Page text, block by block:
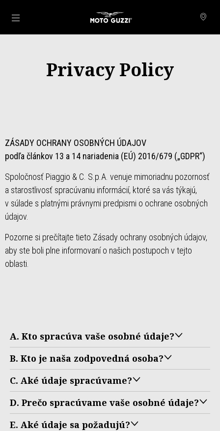
Prejsť na hlavný obsah
Privacy Policy
ZÁSADY OCHRANY OSOBNÝCH ÚDAJOV
podľa článkov 13 a 14 nariadenia (EÚ) 2016/679 („GDPR“)
Spoločnosť Piaggio & C. S.p.A. venuje mimoriadnu pozornosť
a starostlivosť spracúvaniu informácií, ktoré sa vás týkajú,
v súlade s platnými právnymi predpismi o ochrane osobných
údajov.
Pozorne si prečítajte tieto Zásady ochrany osobných údajov,
aby ste boli plne informovaní o našich postupoch v tejto
oblasti.
A. Kto spracúva vaše osobné údaje?
B. Kto je naša zodpovedná osoba?
C. Aké údaje spracúvame?
D. Prečo spracúvame vaše osobné údaje?
E. Aké údaje sa požadujú?